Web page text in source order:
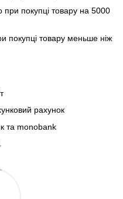
покупці товару на 5000
меньше ніж
рахунок
та monobank